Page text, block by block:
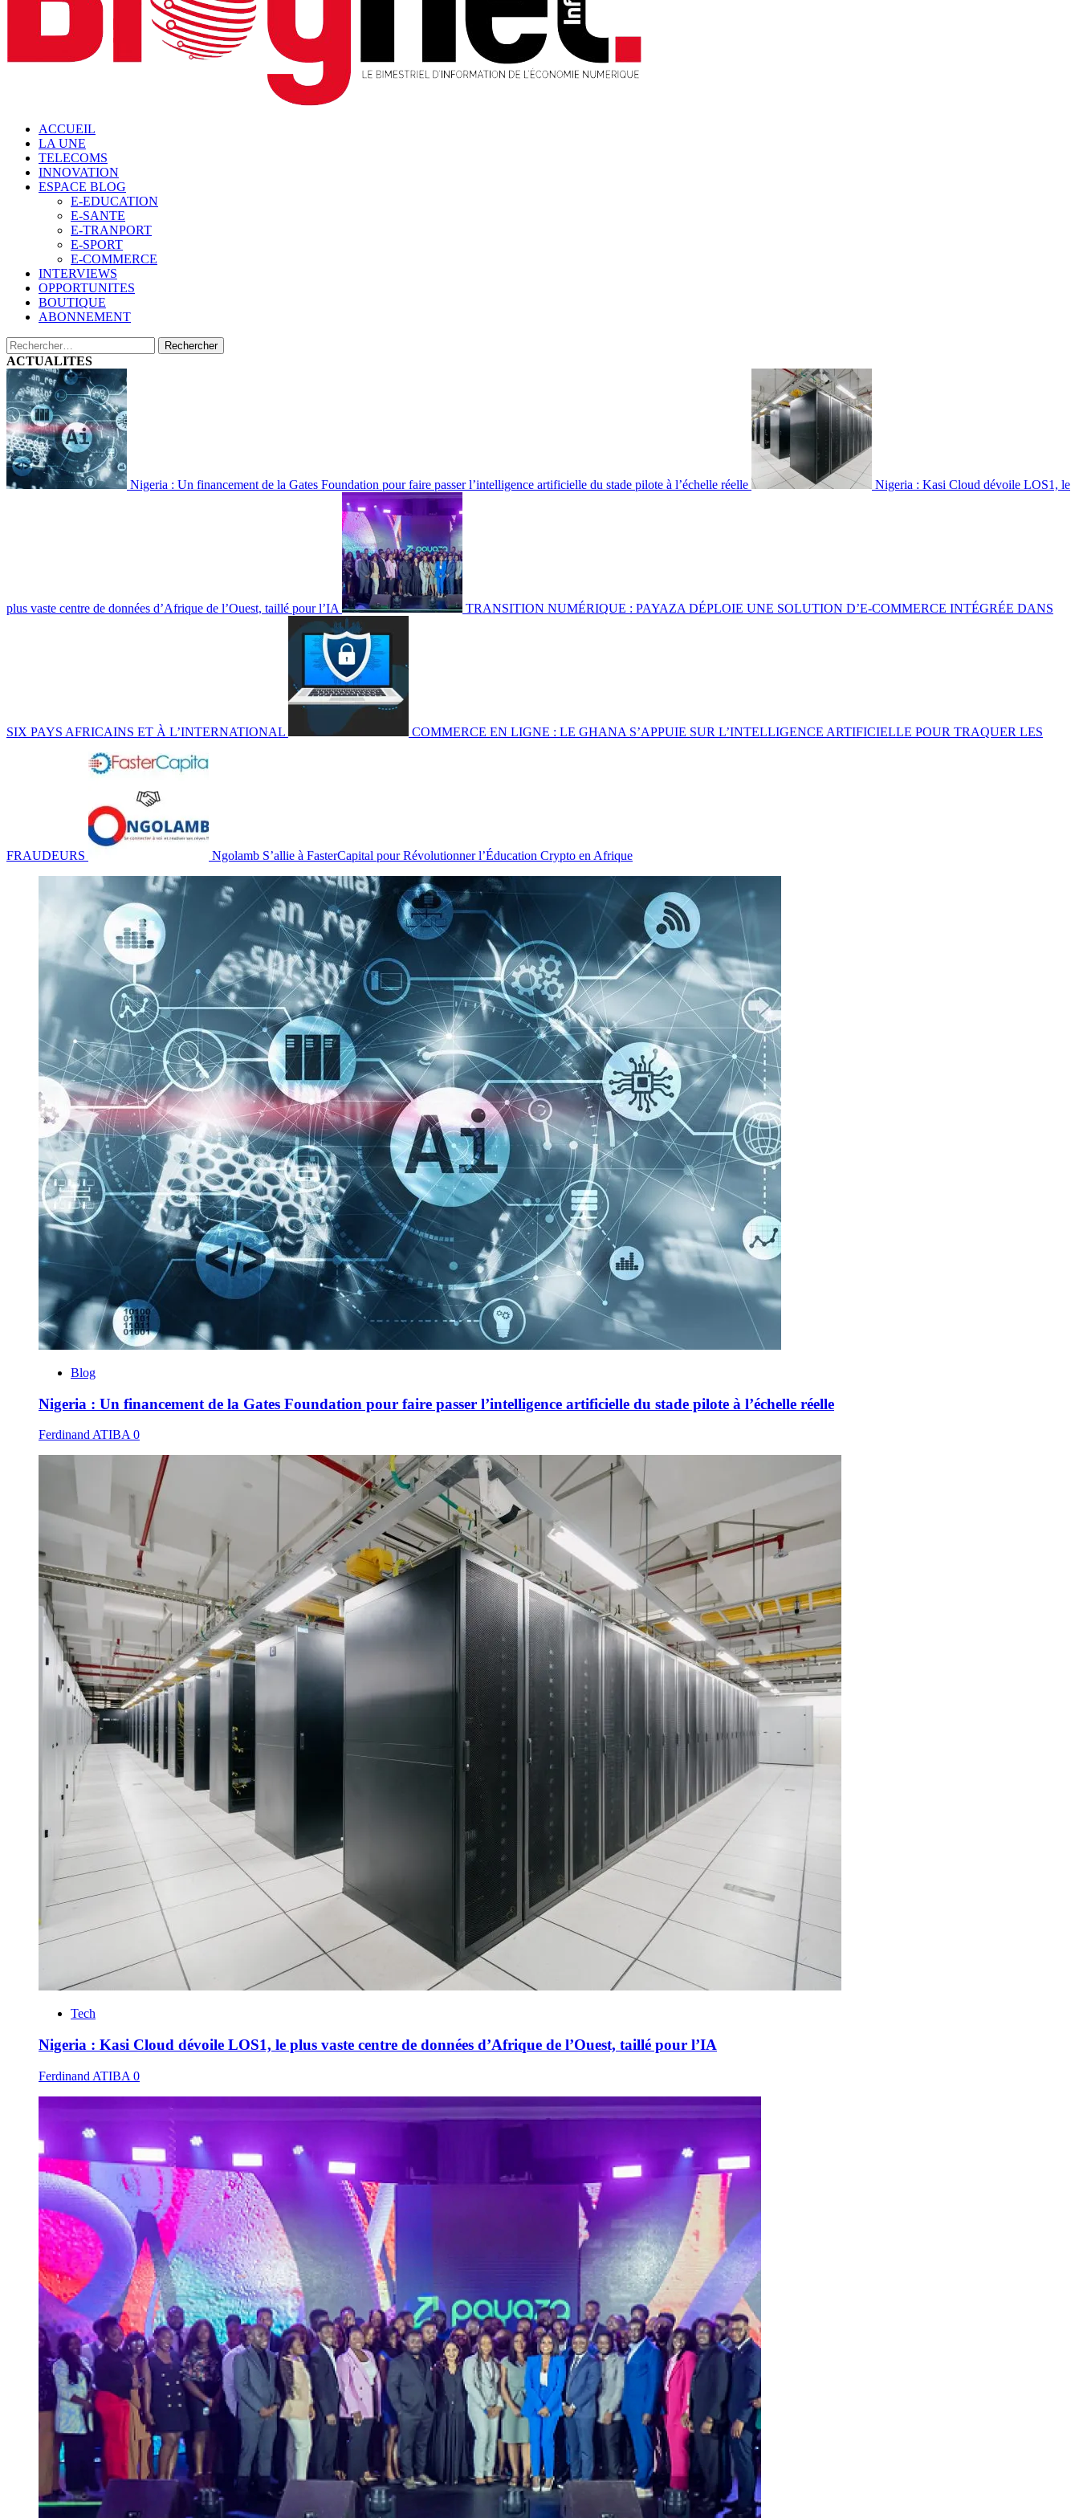
ACCUEIL
LA UNE
TELECOMS
INNOVATION
ESPACE BLOG
E-EDUCATION
E-SANTE
E-TRANPORT
E-SPORT
E-COMMERCE
INTERVIEWS
OPPORTUNITES
BOUTIQUE
ABONNEMENT
Rechercher :
ACTUALITES
Nigeria : Un financement de la Gates Foundation pour faire passer l’intelligence artificielle du stade pilote à l’échelle réelle Nigeria : Kasi Cloud dévoile LOS1, le
plus vaste centre de données d’Afrique de l’Ouest, taillé pour l’IA TRANSITION NUMÉRIQUE : PAYAZA DÉPLOIE UNE SOLUTION D’E-COMMERCE INTÉGRÉE DANS
SIX PAYS AFRICAINS ET À L’INTERNATIONAL COMMERCE EN LIGNE : LE GHANA S’APPUIE SUR L’INTELLIGENCE ARTIFICIELLE POUR TRAQUER LES
FRAUDEURS Ngolamb S’allie à FasterCapital pour Révolutionner l’Éducation Crypto en Afrique
Blog
Nigeria : Un financement de la Gates Foundation pour faire passer l’intelligence artificielle du stade pilote à l’échelle réelle
Ferdinand ATIBA0
Tech
Nigeria : Kasi Cloud dévoile LOS1, le plus vaste centre de données d’Afrique de l’Ouest, taillé pour l’IA
Ferdinand ATIBA 0